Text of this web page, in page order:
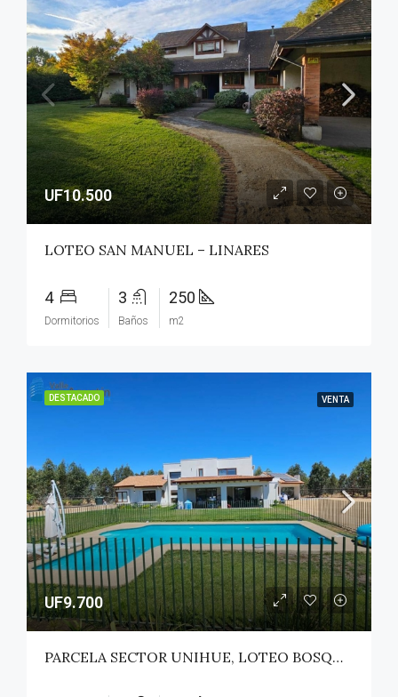
UF10.500
LOTEO SAN MANUEL – LINARES
4
Dormitorios
3
Baños
250
m2
DESTACADO VENTA
UF9.700
PARCELA SECTOR UNIHUE, LOTEO BOSQUES DEL VALLE – MAULE